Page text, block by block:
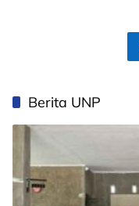
Berita UNP